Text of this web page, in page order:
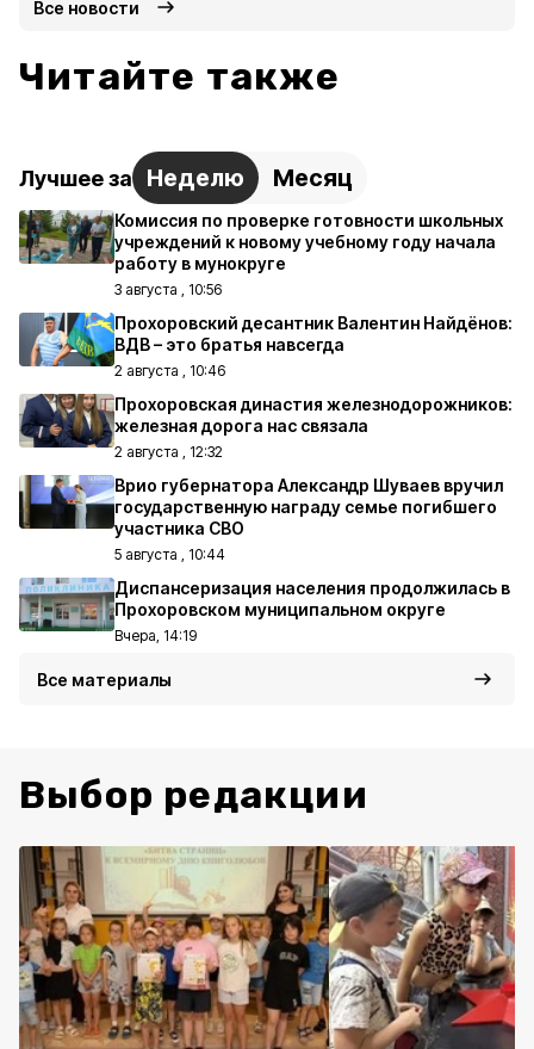
Все новости
Читайте также
Лучшее за Неделю Месяц
Комиссия по проверке готовности школьных
учреждений к новому учебному году начала
работу в мунокруге
3 августа , 10:56
Прохоровский десантник Валентин Найдёнов:
ВДВ – это братья навсегда
2 августа , 10:46
Прохоровская династия железнодорожников:
железная дорога нас связала
2 августа , 12:32
Врио губернатора Александр Шуваев вручил
государственную награду семье погибшего
участника СВО
5 августа , 10:44
Диспансеризация населения продолжилась в
Прохоровском муниципальном округе
Вчера, 14:19
Все материалы
Выбор редакции